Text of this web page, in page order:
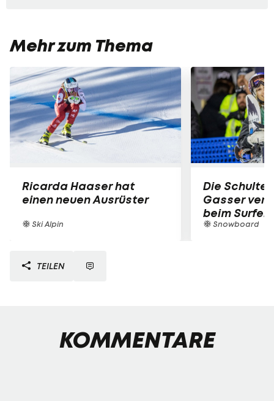
Mehr zum Thema
Ricarda Haaser hat
einen neuen Ausrüster
Ski Alpin
Die
Gasser
beim Surfen
Snowboard
TEILEN
KOMMENTARE